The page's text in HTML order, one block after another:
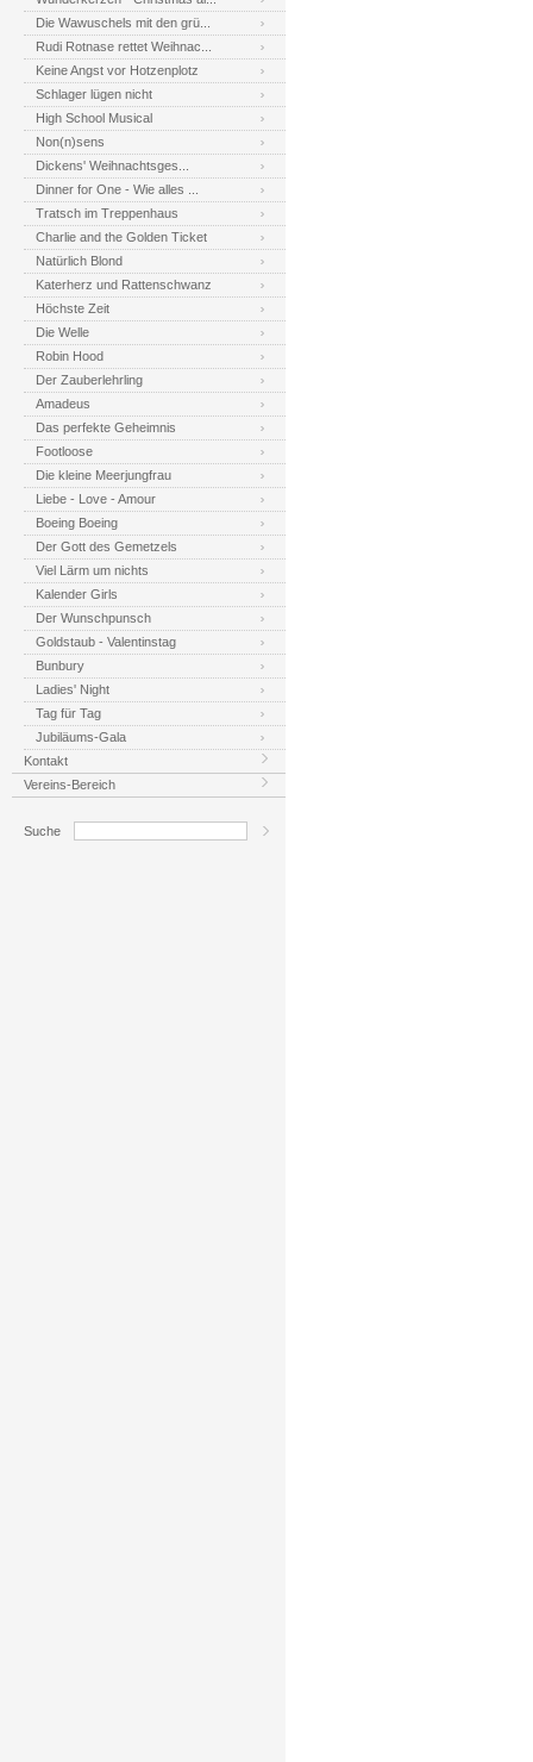
Die Wawuschels mit den grü...
Rudi Rotnase rettet Weihnac...
Keine Angst vor Hotzenplotz
Schlager lügen nicht
High School Musical
Non(n)sens
Dickens' Weihnachtsges...
Dinner for One - Wie alles ...
Tratsch im Treppenhaus
Charlie and the Golden Ticket
Natürlich Blond
Katerherz und Rattenschwanz
Höchste Zeit
Die Welle
Robin Hood
Der Zauberlehrling
Amadeus
Das perfekte Geheimnis
Footloose
Die kleine Meerjungfrau
Liebe - Love - Amour
Boeing Boeing
Der Gott des Gemetzels
Viel Lärm um nichts
Kalender Girls
Der Wunschpunsch
Goldstaub - Valentinstag
Bunbury
Ladies' Night
Tag für Tag
Jubiläums-Gala
Kontakt
Vereins-Bereich
Suche